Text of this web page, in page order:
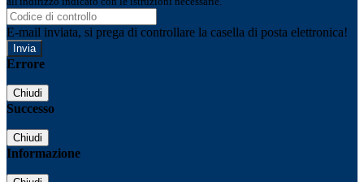
E-mail inviata, si prega di controllare la casella di posta elettronica!
Errore
Chiudi
Successo
Chiudi
Informazione